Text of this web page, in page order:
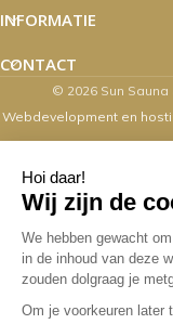
INFORMATIE
CONTACT
© 2026 Sun
Webdevelopment en
Zaterdag's
uur geopend
Overige dagen
webshop,